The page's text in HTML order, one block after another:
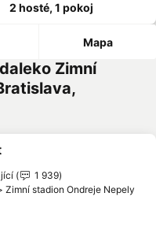
2 hosté, 1 pokoj
Mapa
Zimní
na seznam oblíbených
1 939
Zimní stadion Ondreje Nepely